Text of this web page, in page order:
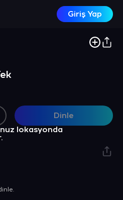
Giriş Yap
Dinle
lokasyonda